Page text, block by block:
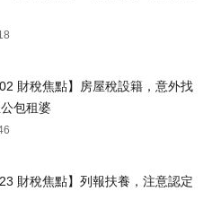
財稅焦點】房屋稅設籍，意外找
包租婆
財稅焦點】列報扶養，注意認定